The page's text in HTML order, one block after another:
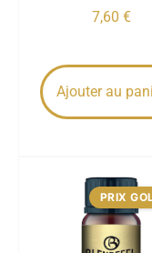
7,60 €
Ajouter au
PRIX